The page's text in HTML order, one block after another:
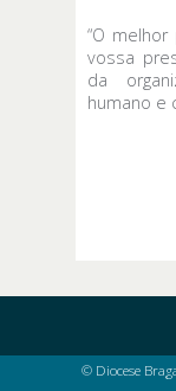
“O
vossa
da
humano e
© Diocese